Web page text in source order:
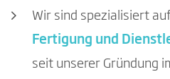
Wir sind spezialisiert
Fertigung und
seit unserer Gründung